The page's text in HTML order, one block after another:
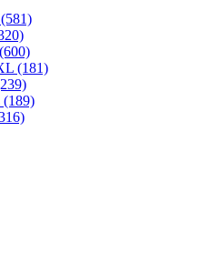
(581)
(600)
(181)
(189)